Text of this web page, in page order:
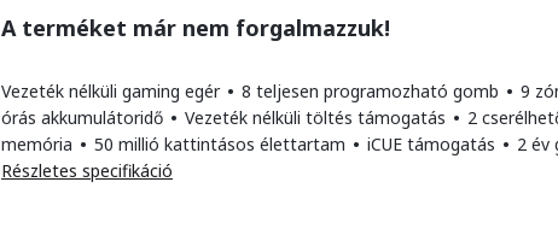
A terméket már nem forgalmazzuk!
Vezeték nélküli gaming egér • 8 teljesen programozható gomb • 9
órás akkumulátoridő • Vezeték nélküli töltés támogatás • 2
memória • 50 millió kattintásos élettartam • iCUE támogatás • 2 év
Részletes specifikáció